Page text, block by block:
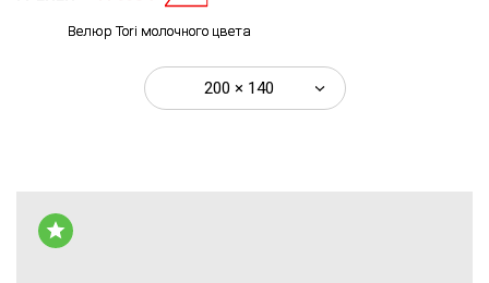
Велюр Tori молочного цвета
200 × 140